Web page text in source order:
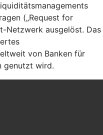
(„Request for
Netzwerk ausgelöst. Das
von Banken für
genutzt wird.